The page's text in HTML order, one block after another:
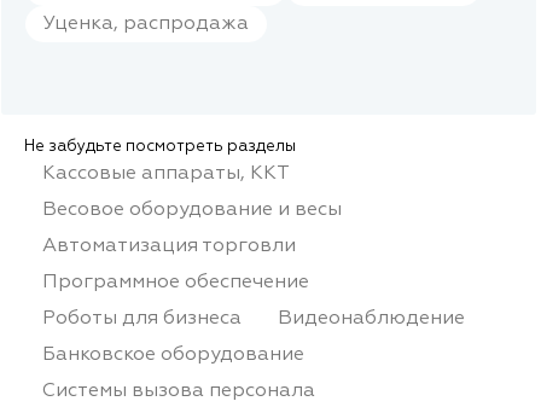
Уценка, распродажа
Не забудьте посмотреть разделы
Кассовые аппараты, ККТ
Весовое оборудование и весы
Автоматизация торговли
Программное обеспечение
Роботы для бизнеса
Видеонаблюдение
Банковское оборудование
Системы вызова персонала